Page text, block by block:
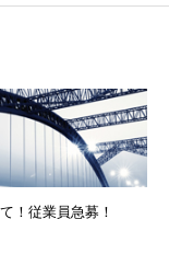
！従業員急募！